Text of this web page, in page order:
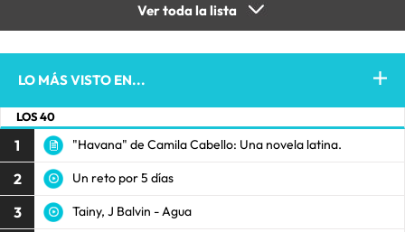
Ver toda la lista
LO MÁS VISTO EN...
LOS 40
1 "Havana" de Camila Cabello: Una novela latina.
2 Un reto por 5 días
3 Tainy, J Balvin - Agua